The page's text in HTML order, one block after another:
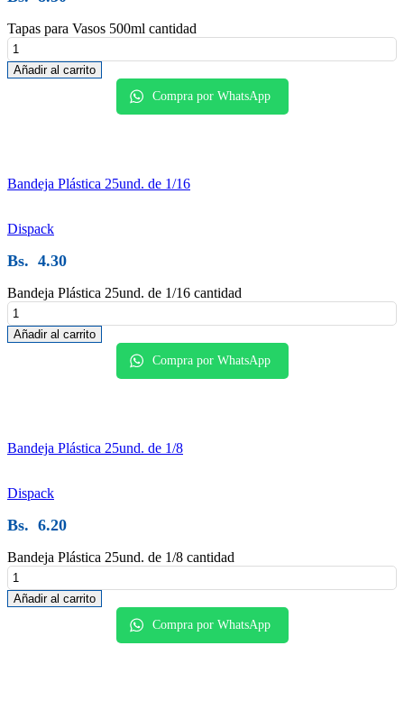
Tapas para Vasos 500ml cantidad
Añadir al carrito
Compra por WhatsApp
Bandeja Plástica 25und. de 1/16
Dispack
Bs. 4.30
Bandeja Plástica 25und. de 1/16 cantidad
Añadir al carrito
Compra por WhatsApp
Bandeja Plástica 25und. de 1/8
Dispack
Bs. 6.20
Bandeja Plástica 25und. de 1/8 cantidad
Añadir al carrito
Compra por WhatsApp